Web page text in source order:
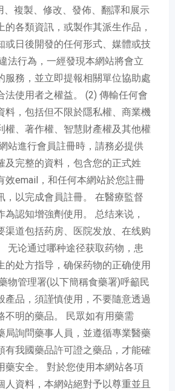
、複製、修改、發佈、翻譯和展示
的各類資訊，或製作其派生作品，
或日後開發的任何形式、媒體或技
法行為，一經發現本網站將會立
服務，並立即提報相關單位協助處
法使用者之權益。 (2) 傳輸任何會
料，包括但不限於隱私權、商業機
權、著作權、智慧財產權及其他權
站進行會員註冊時，請務必提供
及完整的資料，包含您的正式姓
效email，和任何本網站於您註冊
，以完成會員註冊。 在醫療監督
為認知增強劑使用。 总结来说，
渠道包括药房、医院发放、在线购
无论通过哪种途径获取药物，患
的处方指导，确保药物的正确使用
物管理署(以下簡稱食藥署)呼籲民
產品，須謹慎使用，不要隨意透過
不明的藥品。 民眾如有用藥需
局詢問藥事人員，並遵循專業醫藥
有我國藥品許可證之藥品，才能確
藥安全。 對於您使用本網站各項
人資料，本網站絕對予以尊重並且